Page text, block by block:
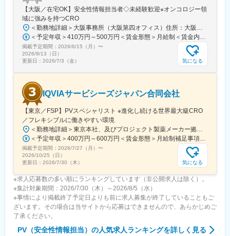
【大阪／在宅OK】安全性情報担当者◇未経験歓迎※オンコロジー領
域に強みを持つCRO
＜勤務地詳細＞大阪事務所（大阪第四オフィス）住所：大阪府大阪市中央区安土町1-8-15 野村不動産大阪ビル勤務地最寄駅：堺筋線／堺筋本町駅受動喫煙対策：屋内全面禁煙変更の範囲：会社の定める事業所
＜予定年収＞410万円～500万円＜賃金形態＞月給制＜賃金内訳＞月額（基本給）：223,000円～300,000円その他固定手当/月：30,000円＜月給＞253,000円～330,000円＜昇給有無＞有＜残業手当＞有＜給与補足＞※上記に別途残業代支給となります。・昇給年1回（10月）・賞与年2回（6月・12月/基本給の4.5ヵ月が目安）賃金はあくまでも目安の金額であり、選考を通じて上下する可能性があります。月給(月額)は固定手当を含めた表記です。
掲載予定期間： 2026/6/15（月） 〜
2026/9/13（日）
更新日： 2026/7/3（金） 気になる
IQVIAサービシーズジャパン合同会社
【東京／FSP】PVスペシャリスト ※進化し続ける世界最大級CRO
／フレキシブルに働きやすい環境
＜勤務地詳細＞東京本社、及びプロジェクト製薬メーカー拠点住所：東京都港区高輪4-10-18 京急第1ビル勤務地最寄駅：各線／品川駅受動喫煙対策：屋内全面禁煙変更の範囲：会社の定める事業所（リモートワーク含む）
＜予定年収＞400万円～600万円＜賃金形態＞月給制補足事項なし＜賃金内訳＞月額（基本給）：330,000円～480,000円＜月給＞330,000円～480,000円＜昇給有無＞有＜残業手当＞有＜給与補足＞上記給与は業績賞与込みの想定年収です。詳細は経験・能力・資格等考慮し、同社規程に則して決定します。■昇給：年1回■業績賞与：年1回賃金はあくまでも目安の金額であり、選考を通じて上下する可能性があります。月給(月額)は固定手当を含めた表記です。
掲載予定期間： 2026/7/27（月） 〜
2026/10/25（日）
更新日： 2026/7/30（木） 気になる
※求人応募数の多い順にランキングしています（非公開求人は除く）。
※集計対象期間：2026/7/30（木）～2026/8/5（水）
※事情により掲載終了予定日よりも前に求人募集が終了していることもご
ざいます。その場合は当サイトから応募はできませんので、あらかじめご
了承ください。
PV（安全性情報担当） の人気求人ランキングを詳しく見る